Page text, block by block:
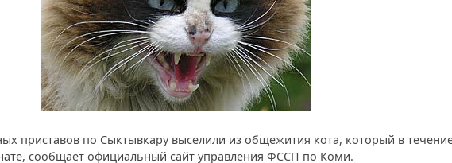
приставов по Сыктывкару выселили из общежития кота, который в
сообщает официальный сайт управления ФССП по Коми.